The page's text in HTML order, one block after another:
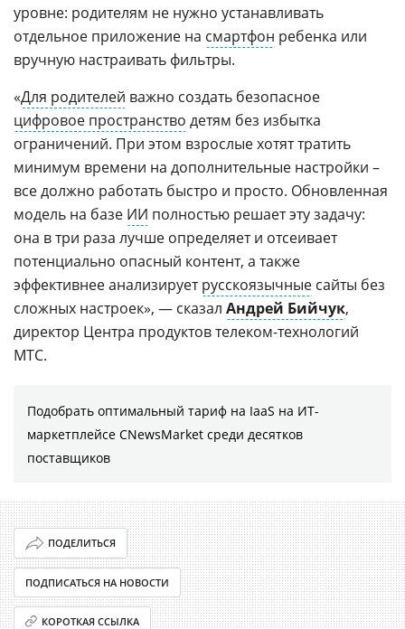
уровне: родителям не нужно устанавливать
отдельное приложение на смартфон ребенка или
вручную настраивать фильтры.
«Для родителей важно создать безопасное
цифровое пространство детям без избытка
ограничений. При этом взрослые хотят тратить
минимум времени на дополнительные настройки –
все должно работать быстро и просто. Обновленная
модель на базе ИИ полностью решает эту задачу:
она в три раза лучше определяет и отсеивает
потенциально опасный контент, а также
эффективнее анализируетрусскоязычные сайты без
сложных настроек», — сказал Андрей Бийчук,
директор Центра продуктов телеком-технологий
МТС.
Подобрать оптимальный тариф на IaaS на ИТ-
маркетплейсе CNewsMarket среди десятков
поставщиков
ПОДЕЛИТЬСЯ
ПОДПИСАТЬСЯ НА НОВОСТИ
КОРОТКАЯ ССЫЛКА